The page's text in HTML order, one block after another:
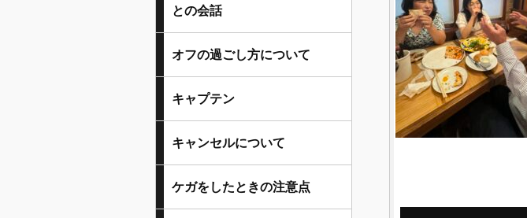
との会話
オフの過ごし方について
キャプテン
キャンセルについて
ケガをしたときの注意点